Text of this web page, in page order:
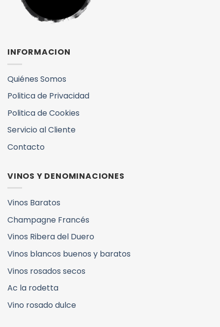
INFORMACION
Quiénes Somos
Politica de Privacidad
Politica de Cookies
Servicio al Cliente
Contacto
VINOS Y DENOMINACIONES
Vinos Baratos
Champagne Francés
Vinos Ribera del Duero
Vinos blancos buenos y baratos
Vinos rosados secos
Ac la rodetta
Vino rosado dulce